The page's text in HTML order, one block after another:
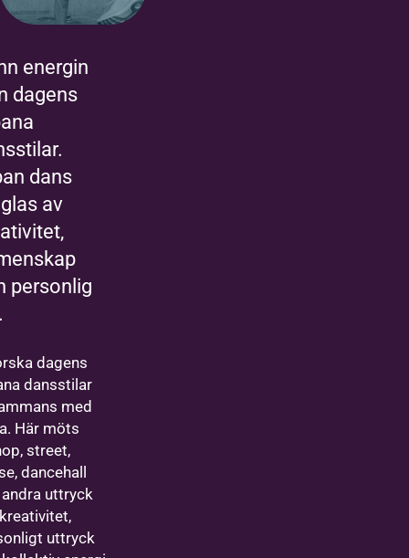
energin
dagens
dans
av
personlig
dagens
dansstilar
med
Här möts
street,
dancehall
uttryck
uttryck